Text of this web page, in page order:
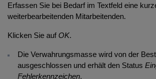
Erfassen Sie bei Bedarf im Textfeld eine
weiterbearbeitenden Mitarbeitenden.
Klicken Sie auf OK.
Die Verwahrungsmasse wird von der
ausgeschlossen und erhält den Status
Fehlerkennzeichen.